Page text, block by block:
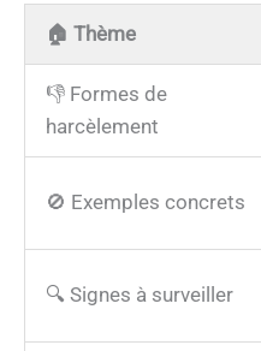
🏠 Thème
👎 Formes de
harcèlement
🚫 Exemples concrets
🔍 Signes à surveiller